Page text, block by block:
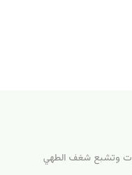
وتشبع شغف الطهي